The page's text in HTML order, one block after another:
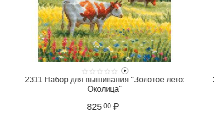
2311 Набор для вышивания "Золотое лето:
Околица"
825 00 ₽